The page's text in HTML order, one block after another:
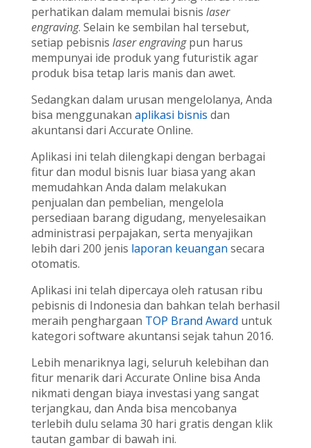
perhatikan dalam memulai bisnis laser
engraving. Selain ke sembilan hal tersebut,
setiap pebisnis laser engravingpun harus
mempunyai ide produk yang futuristik agar
produk bisa tetap laris manis dan awet.
Sedangkan dalam urusan mengelolanya, Anda
bisa menggunakan aplikasi bisnis dan
akuntansi dari Accurate Online.
Aplikasi ini telah dilengkapi dengan berbagai
fitur dan modul bisnis luar biasa yang akan
memudahkan Anda dalam melakukan
penjualan dan pembelian, mengelola
persediaan barang digudang, menyelesaikan
administrasi perpajakan, serta menyajikan
lebih dari 200 jenis laporan keuangan secara
otomatis.
Aplikasi ini telah dipercaya oleh ratusan ribu
pebisnis di Indonesia dan bahkan telah berhasil
meraih penghargaan TOP Brand Award untuk
kategori software akuntansi sejak tahun 2016.
Lebih menariknya lagi, seluruh kelebihan dan
fitur menarik dari Accurate Online bisa Anda
nikmati dengan biaya investasi yang sangat
terjangkau, dan Anda bisa mencobanya
terlebih dulu selama 30 hari gratis dengan klik
tautan gambar di bawah ini.